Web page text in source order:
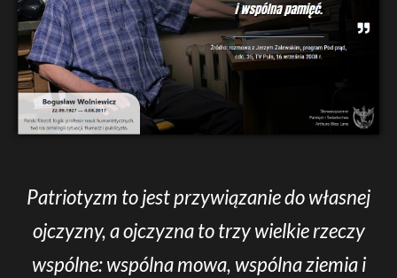
Patriotyzm to jest przywiązanie do własnej
ojczyzny, a ojczyzna to trzy wielkie rzeczy
wspólne: wspólna mowa, wspólna ziemia i